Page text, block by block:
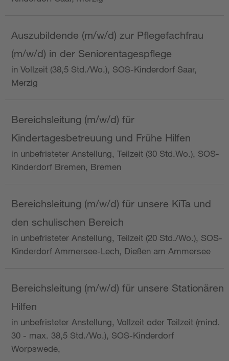
Auszubildende (m/w/d) zur Pflegefachfrau
(m/w/d) in der Seniorentagespflege
in Vollzeit (38,5 Std./Wo.), SOS-Kinderdorf Saar,
Merzig
Bereichsleitung (m/w/d) für
Kindertagesbetreuung und Frühe Hilfen
in unbefristeter Anstellung, Teilzeit (30 Std.Wo.), SOS-
Kinderdorf Bremen, Bremen
Bereichsleitung (m/w/d) für unsere KiTa und
den schulischen Bereich
in unbefristeter Anstellung, Teilzeit (20 Std./Wo.), SOS-
Kinderdorf Ammersee-Lech, Dießen am Ammersee
Bereichsleitung (m/w/d) für unsere Stationären
Hilfen
in unbefristeter Anstellung, Vollzeit oder Teilzeit (mind.
30 - max. 38,5 Std./Wo.), SOS-Kinderdorf
Worpswede,